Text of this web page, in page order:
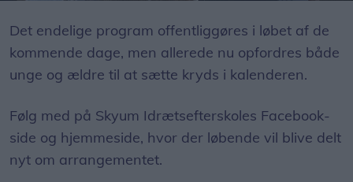
Det endelige program offentliggøres i løbet af de
kommende dage, men allerede nu opfordres både
unge og ældre til at sætte kryds i kalenderen.
Følg med på Skyum Idrætsefterskoles Facebook-
side og hjemmeside, hvor der løbende vil blive delt
nyt om arrangementet.